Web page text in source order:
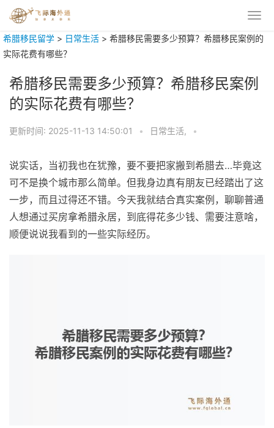
希腊移民留学 > 日常生活 > 希腊移民需要多少预算？希腊移民案例的
实际花费有哪些？
希腊移民需要多少预算？希腊移民案例
的实际花费有哪些？
更新时间: 2025-11-13 14:50:01 • 日常生活, •
说实话，当初我也在犹豫，要不要把家搬到希腊去…毕竟这
可不是换个城市那么简单。但我身边真有朋友已经踏出了这
一步，而且过得还不错。今天我就结合真实案例，聊聊普通
人想通过买房拿希腊永居，到底得花多少钱、需要注意啥，
顺便说说我看到的一些实际经历。